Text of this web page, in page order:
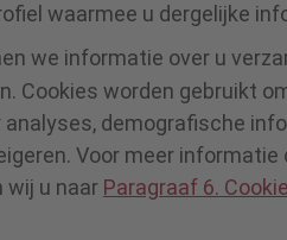
waarmee u dergelijke
we informatie over u
Cookies worden gebruikt
demografische
Voor meer
wij u naar Paragraaf 6.